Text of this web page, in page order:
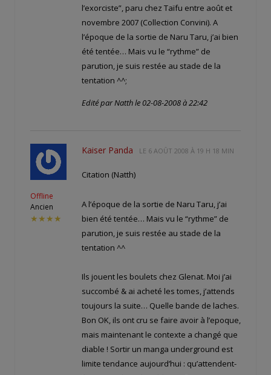
l’exorciste”, paru chez Taïfu entre août et
novembre 2007 (Collection Convini). A
l’époque de la sortie de Naru Taru, j’ai bien
été tentée… Mais vu le “rythme” de
parution, je suis restée au stade de la
tentation ^^;
Edité par Natth le 02-08-2008 à 22:42
Offline
Ancien
★★★★
Kaiser Panda LE 6 AOÛT 2008 À 19 H 18 MIN
Citation (Natth)
A l’époque de la sortie de Naru Taru, j’ai
bien été tentée… Mais vu le “rythme” de
parution, je suis restée au stade de la
tentation ^^
Ils jouent les boulets chez Glenat. Moi j’ai
succombé & ai acheté les tomes, j’attends
toujours la suite… Quelle bande de laches.
Bon OK, ils ont cru se faire avoir à l’epoque,
mais maintenant le contexte a changé que
diable ! Sortir un manga underground est
limite tendance aujourd’hui : qu’attendent-